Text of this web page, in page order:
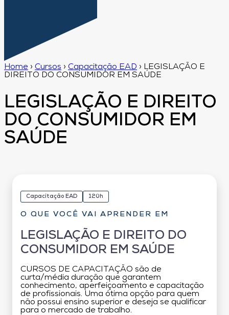
Home › Cursos › Capacitação EAD › LEGISLAÇÃO E
DIREITO DO CONSUMIDOR EM SAÚDE
LEGISLAÇÃO E DIREITO
DO CONSUMIDOR EM
SAÚDE
Capacitação EAD 120h
O QUE VOCÊ VAI APRENDER EM
LEGISLAÇÃO E DIREITO DO
CONSUMIDOR EM SAÚDE
CURSOS DE CAPACITAÇÃO são de
curta/média duração que garantem
conhecimento, aperfeiçoamento e capacitação
de profissionais. Uma ótima opção para quem
não possui ensino superior e deseja se qualificar
para o mercado de trabalho.